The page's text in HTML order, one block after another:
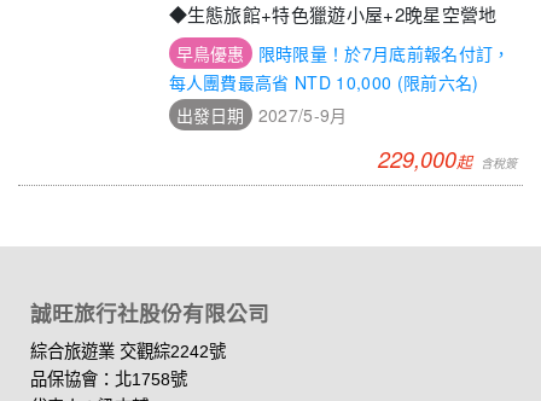
◆生態旅館+特色獵遊小屋+2晚星空營地
限時限量！於7月底前報名付訂，
每人團費最高省 NTD 10,000 (限前六名)
2027/5-9月
229,000起
誠旺旅行社股份有限公司
綜合旅遊業 交觀綜2242號
品保協會：北1758號